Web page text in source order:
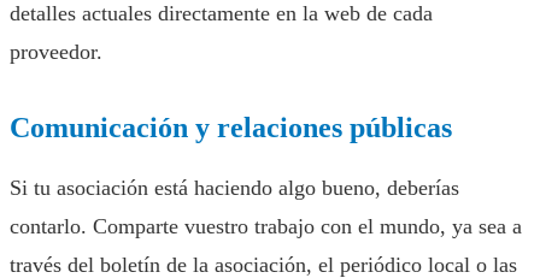
detalles actuales directamente en la web de cada
proveedor.
Comunicación y relaciones públicas
Si tu asociación está haciendo algo bueno, deberías
contarlo. Comparte vuestro trabajo con el mundo, ya sea a
través del boletín de la asociación, el periódico local o las